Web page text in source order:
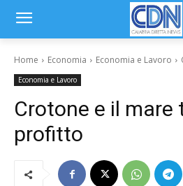
Home Economia Economia e Lavoro
Economia e Lavoro
Crotone e il mare
profitto